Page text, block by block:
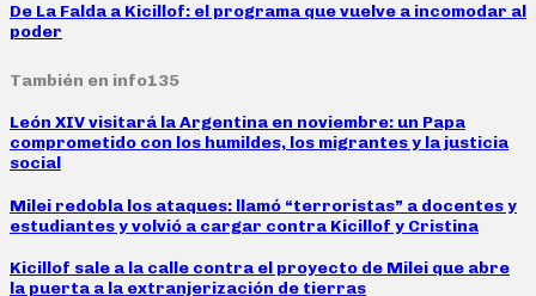
De La Falda a Kicillof: el programa que vuelve a incomodar al
poder
También en info135
León XIV visitará la Argentina en noviembre: un Papa
comprometido con los humildes, los migrantes y la justicia
social
Milei redobla los ataques: llamó “terroristas” a docentes y
estudiantes y volvió a cargar contra Kicillof y Cristina
Kicillof sale a la calle contra el proyecto de Milei que abre
la puerta a la extranjerización de tierras